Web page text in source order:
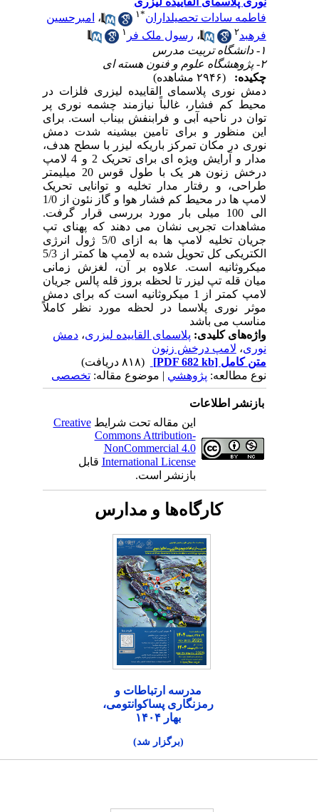
فاطمه سادات تحصیلداران
*۱ ،امبرحسین
فرهبد
،رسول ملک فر۱
چکیده:
دمش نوری پلاسمای القاییده لیزری فلزات در
محیط کم فشار، غالباً نیازمند چشمه نوری پر
توان در ناحیه آبی و فرابنفش بیناب است. برای
این منظور و برای تامین بیشینه شدت دمش
نوری در مکان تمرکز باریکه لیزر با سطح هدف،
مدار و آرایش ویژه ای برای تحریک 2 و 4 لامپ
درخش
زنون هر یک با طول قوس 20 میلیمتر
طراحی، و رفتار مدار تخلیه و توانایی تحریک
لامپ ها در محیط کم فشار هوا و گاز نئون از 1/0
الی 100 میلی بار مورد بررسی قرار گرفت.
مشاهدات تجربی نشان می دهند که پهنای تپ
جریان تخلیه لامپ ها به ازای 5/0 ژول انرژی
الکتریکی کل تحویل شده به لامپ ها کمتر از 5/3
میکروثانیه است. علاوه بر آن، لغزش زمانی
میان قله تپ لیزر تا لحظه بروز قله پالس جریان
لامپ کمتر از 1 میکروثانیه است که برای دمش
موثر نوری پلاسما در لحظه مورد نظر کاملاً
مناسب می باشد
واژه‌های کلیدی:پلاسمای القاییده لیزری،دمش
نوری،لامپ درخش زنون
متن کامل[PDF 682 kb]
نوع مطالعه:پژوهشي| موضوع مقاله:تخصصی
بازنشر اطلاعات
این مقاله تحت شرایطCreative
Commons Attribution-
NonCommercial 4.0
International Licenseقابل
بازنشر است.
کارگاه‌ها و مدارس
مدرسه ارتباطات و
رمزنگاری پساکوانتومی،
بهار ۱۴۰۴
(برگزار شد)